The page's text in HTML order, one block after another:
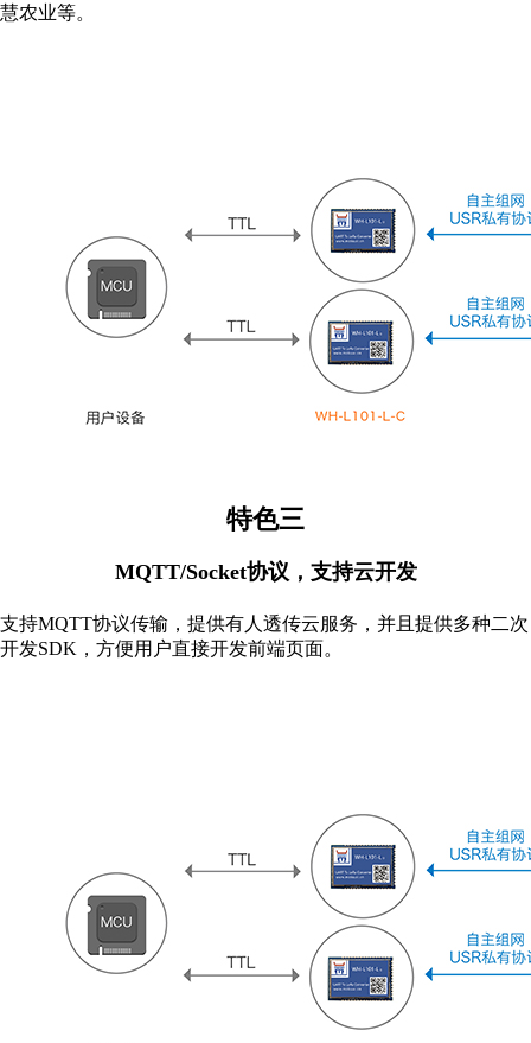
慧农业等。
特色三
MQTT/Socket协议，支持云开发
支持MQTT协议传输，提供有人透传云服务，并且提供多种二次
开发SDK，方便用户直接开发前端页面。